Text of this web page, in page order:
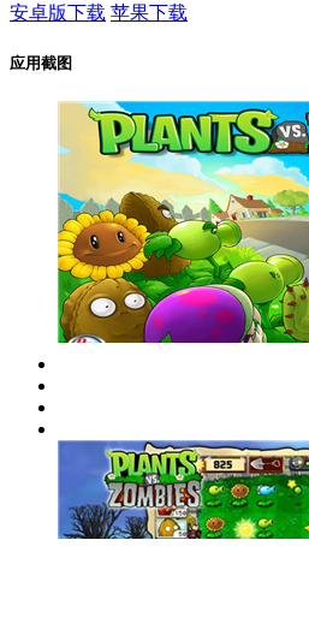
安卓版下载 苹果下载
应用截图